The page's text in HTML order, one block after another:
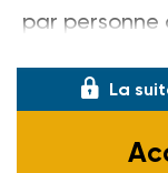
par
La